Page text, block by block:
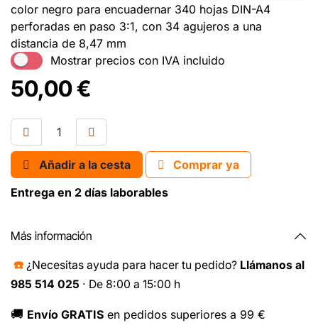
color negro para encuadernar 340 hojas DIN-A4
perforadas en paso 3:1, con 34 agujeros a una
distancia de 8,47 mm
Mostrar precios con IVA incluido
50,00€
Añadir a la cesta
Comprar ya
Entrega en 2 días laborables
Más información
☎️ ¿Necesitas ayuda para hacer tu pedido? Llámanos al
985 514 025 · De 8:00 a 15:00 h
🚚 Envío GRATIS en pedidos superiores a 99 €